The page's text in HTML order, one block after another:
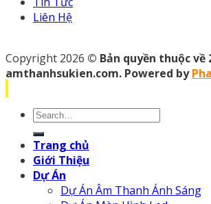
Liên Hệ
Copyright 2026 © Bản quyền thuộc về
amthanhsukien.com. Powered by
Search
for:
Trang chủ
Giới Thiệu
Dự Án
Dự Án Âm Thanh Ánh Sáng